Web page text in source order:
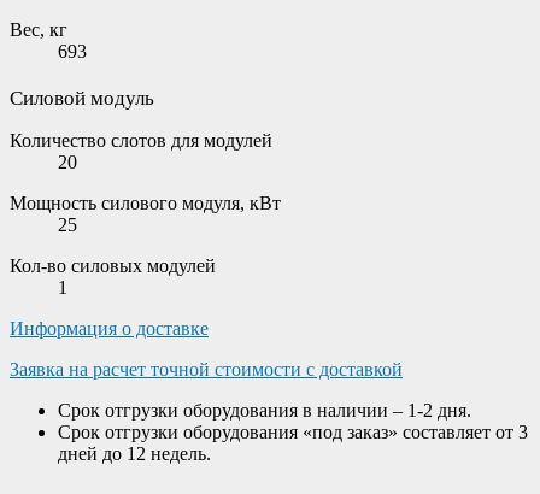
Вес, кг
693
Силовой модуль
Количество слотов для модулей
20
Мощность силового модуля, кВт
25
Кол-во силовых модулей
1
Информация о доставке
Заявка на расчет точной стоимости с доставкой
Срок отгрузки оборудования в наличии – 1-2 дня.
Срок отгрузки оборудования «под заказ» составляет от 3
дней до 12 недель.